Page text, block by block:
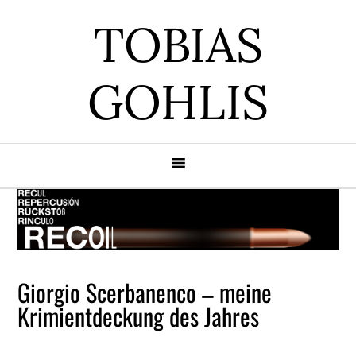
TOBIAS
GOHLIS
Giorgio Scerbanenco – meine
Krimientdeckung des Jahres